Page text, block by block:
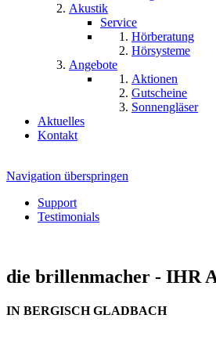
Akustik
Service
Hörberatung
Hörsysteme
Angebote
Aktionen
Gutscheine
Sonnengläser
Aktuelles
Kontakt
Navigation überspringen
Support
Testimonials
die brillenmacher - IHR
IN BERGISCH GLADBACH